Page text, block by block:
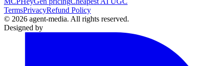
TermsPrivacyRefund Policy
© 2026 agent-media. All rights reserved.
Designed by